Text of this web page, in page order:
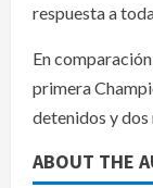
respuesta a
En
primera
detenidos y dos
ABOUT THE